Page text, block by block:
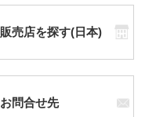
販売店を探す(日本)
お問合せ先